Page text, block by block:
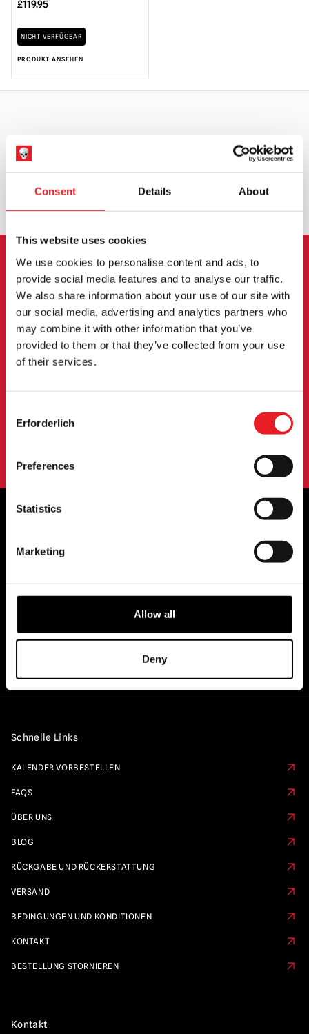
Consent Details About
This website uses cookies
We use cookies to personalise content and ads, to
provide social media features and to analyse our traffic.
We also share information about your use of our site with
our social media, advertising and analytics partners who
may combine it with other information that you’ve
provided to them or that they’ve collected from your use
of their services.
Selection
Erforderlich
Preferences
Statistics
Marketing
Allow all
Deny
£119.95
NICHT VERFÜGBAR
PRODUKT ANSEHEN
ROSSBRITANNIEN
UMTAUSCH ODER RÜCKGABE MASSGESCHNEIDERTE ANFRAGEN
ANMELDUNG ZUM
NEWSLETTER
Melden Sie sich an, um über neue Produkte,
Veranstaltungen und mehr informiert zu werden.
Mit der Anmeldung zu unserem Newsletter erklären Sie sich mit
OFFIZIELLE UK & EUROPÄISCHE
Schnelle Links
KALENDER VORBESTELLEN
FAQS
ÜBER UNS
BLOG
RÜCKGABE UND RÜCKERSTATTUNG
VERSAND
BEDINGUNGEN UND KONDITIONEN
KONTAKT
BESTELLUNG STORNIEREN
Kontakt